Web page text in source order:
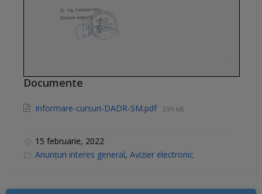
Documente
Informare-cursuri-DADR-SM.pdf 239 kB
15 februarie, 2022
C
g
Anunțuri interes general, Avizier electronic